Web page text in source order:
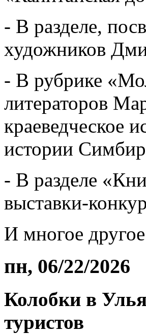
- В разделе,
художников
- В рубрике
литераторов
краеведческое
истории
- В разделе
выставки-
И многое
пн, 06/22/2026
Колобки в
туристов